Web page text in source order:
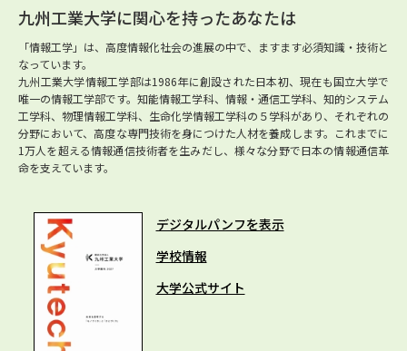
九州工業大学に関心を持ったあなたは
「情報工学」は、高度情報化社会の進展の中で、ますます必須知識・技術と
なっています。
九州工業大学情報工学部は1986年に創設された日本初、現在も国立大学で
唯一の情報工学部です。知能情報工学科、情報・通信工学科、知的システム
工学科、物理情報工学科、生命化学情報工学科の５学科があり、それぞれの
分野において、高度な専門技術を身につけた人材を養成します。これまでに
1万人を超える情報通信技術者を生みだし、様々な分野で日本の情報通信革
命を支えています。
デジタルパンフを表示
学校情報
大学公式サイト